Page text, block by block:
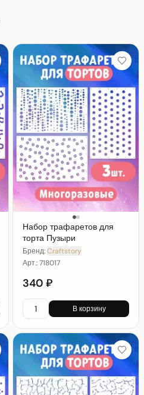
Набор трафаретов для
торта Пузыри
Бренд:Craftstory
Арт.:718017
340 ₽
В корзину